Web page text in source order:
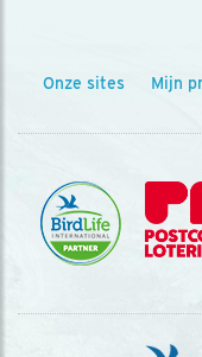
Onze sites Mijn